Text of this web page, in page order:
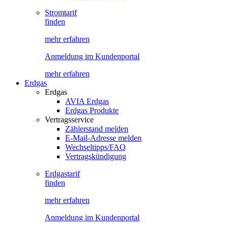
Stromtarif
finden
mehr erfahren
Anmeldung im Kundenportal
mehr erfahren
Erdgas
Erdgas
AVIA Erdgas
Erdgas Produkte
Vertragsservice
Zählerstand melden
E-Mail-Adresse melden
Wechseltipps/FAQ
Vertragskündigung
Erdgastarif
finden
mehr erfahren
Anmeldung im Kundenportal